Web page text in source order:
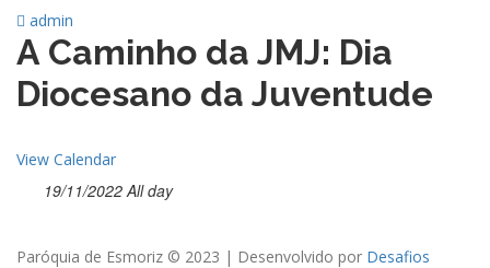
admin
A Caminho da JMJ: Dia
Diocesano da Juventude
View Calendar
19/11/2022 All day
Paróquia de Esmoriz © 2023 | Desenvolvido por Desafios